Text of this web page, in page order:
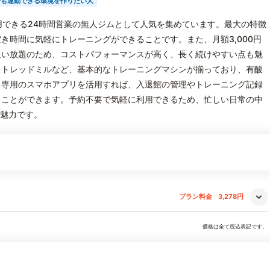
きる24時間営業の無人ジムとして人気を集めています。最大の特徴
時間に気軽にトレーニングができることです。また、月額3,000円
放題のため、コストパフォーマンスが高く、長く続けやすい点も魅
レッドミルなど、基本的なトレーニングマシンが揃っており、有酸
用のスマホアプリを活用すれば、入退館の管理やトレーニング記録
とができます。予約不要で気軽に利用できるため、忙しい日常の中
力です。
プラン料金 3,278円
価格は全て税込表記です。